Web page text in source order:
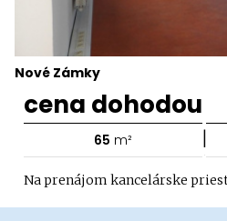
Nové Zámky
cena dohodou
65 m² |
Na prenájom kancelárske